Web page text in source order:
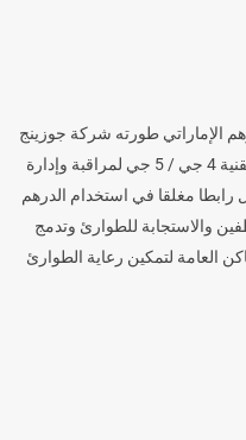
الإماراتي طورته شركة جوزينج
، تقنية هواوي كلاود والحوسبة السحابية وتقنية 4 جي / 5 جي لمراقبة وإدارة
رابطا مغلقا في استخدام الدرهم
والاستجابة للطوارئ وتدمج
العامة لتمكين رعاية الطوارئ